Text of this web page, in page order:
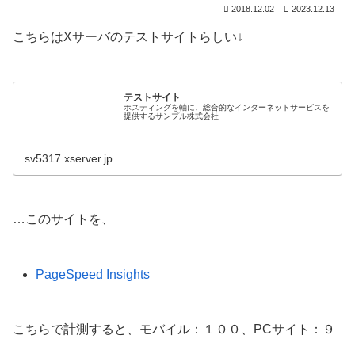
2018.12.02 2023.12.13
こちらはXサーバのテストサイトらしい↓
テストサイト
ホスティングを軸に、総合的なインターネットサービスを
提供するサンプル株式会社
sv5317.xserver.jp
…このサイトを、
PageSpeed Insights
こちらで計測すると、モバイル：１００、PCサイト：９